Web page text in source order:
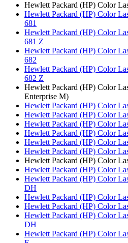
Hewlett Packard (HP) Color
Hewlett Packard (HP) Color
681
Hewlett Packard (HP) Color
681 Z
Hewlett Packard (HP) Color
682
Hewlett Packard (HP) Color
682 Z
Hewlett Packard (HP) Color
Enterprise M)
Hewlett Packard (HP) Color
Hewlett Packard (HP) Color
Hewlett Packard (HP) Color
Hewlett Packard (HP) Color
Hewlett Packard (HP) Color
Hewlett Packard (HP) Color
Hewlett Packard (HP) Color
Hewlett Packard (HP) Color
Hewlett Packard (HP) Color
DH
Hewlett Packard (HP) Color
Hewlett Packard (HP) Color
Hewlett Packard (HP) Color
DH
Hewlett Packard (HP) Color